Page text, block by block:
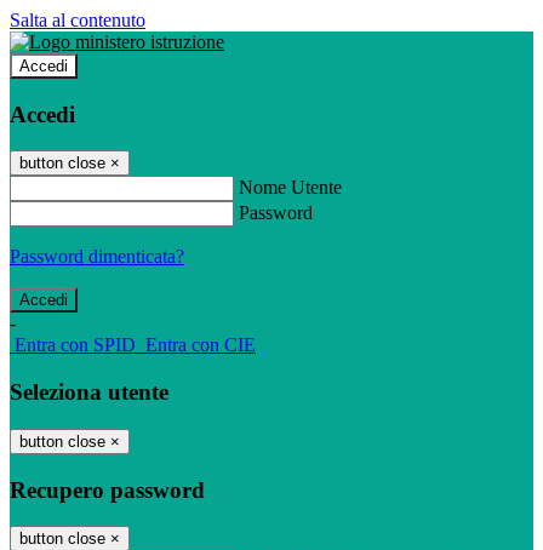
Salta al contenuto
Accedi
Accedi
button close ×
Nome Utente
Password
Password dimenticata?
-
Entra con SPID Entra con CIE
Seleziona utente
button close ×
Recupero password
button close ×